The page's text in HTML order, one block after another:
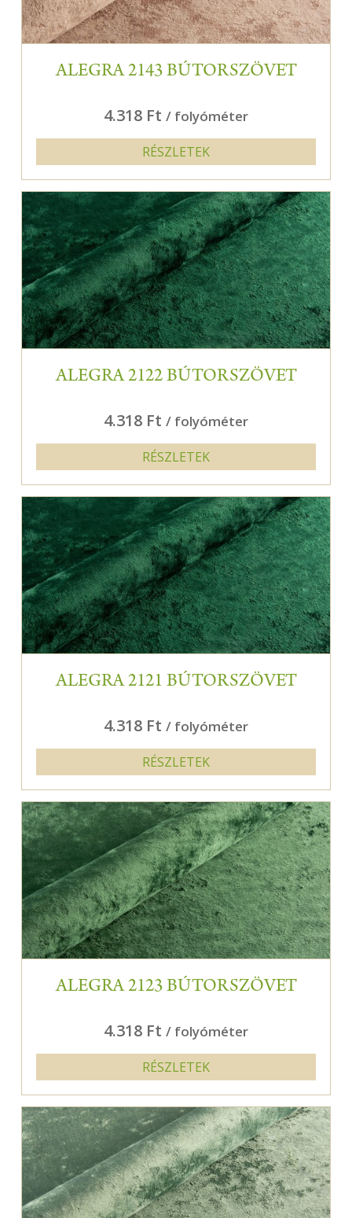
ALEGRA 2143 BÚTORSZÖVET
4.318 Ft / folyóméter
RÉSZLETEK
ALEGRA 2122 BÚTORSZÖVET
4.318 Ft / folyóméter
RÉSZLETEK
ALEGRA 2121 BÚTORSZÖVET
4.318 Ft / folyóméter
RÉSZLETEK
ALEGRA 2123 BÚTORSZÖVET
4.318 Ft / folyóméter
RÉSZLETEK